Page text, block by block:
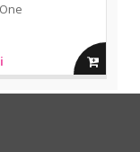
adauga
in